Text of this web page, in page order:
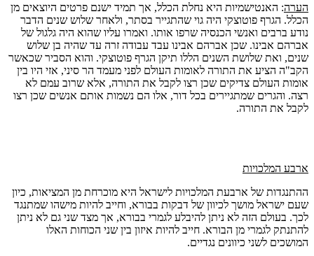
הערה: האנטישמיות היא נחלת הכלל, אך תמיד ישנם פרטים היוצאים מן
הכלל. הגרף פוטוצקי היה גוי שהתגייר בסתר, ולאחר שלוש שנים הדבר
נודע ברבים ואנשי הכנסיה שרפו אותו. ואמרו עליו שהוא היה גלגול של
אברהם אבינו. שכן אברהם אבינו עבד עבודה זרה עד שהיה בן שלוש
שנים, ואת שלושת השנים הללו תיקן הגרף פוטוצקי. והוא הסביר שכאשר
הקב"ה הציע את התורה לאומות העולם לפני מעמד הר סיני, אזי היו בין
אומות העולם צדיקים שכן רצו לקבל את התורה, אלא שרוב עמם לא
רצה. והגרים שמתגיירים בכל דור, אלו הם נשמות אותם אנשים שכן רצו
לקבל את התורה.
ארבע המלכויות
ההתנגדות של ארבעת המלכויות לישראל היא מוכרחת מן המציאות, כיון
שעם ישראל מושך לכיוון של דבקות בבורא, וחייב להיות מישהו שמתנגד
לכך. בעולם הזה לא ניתן להיבלע לגמרי בבורא, אך מצד שני גם לא ניתן
להתנתק לגמרי מן הבורא. חייב להיות איזון בין שני הכוחות האלו
המושכים לשני כיוונים נגדיים.